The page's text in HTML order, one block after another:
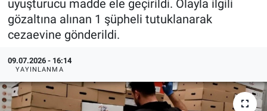
uyuşturucu madde ele geçirildi. Olayla ilgili
gözaltına alınan 1 şüpheli tutuklanarak
cezaevine gönderildi.
09.07.2026 - 16:14
YAYINLANMA